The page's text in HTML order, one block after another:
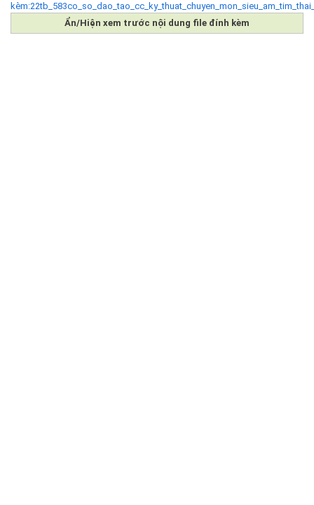
Ẩn/Hiện xem trước nội dung file đính kèm